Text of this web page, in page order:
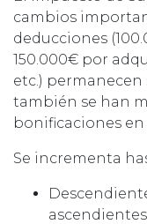
cambios
deducciones
150.000€ por
etc.) permanecen
también se han
bonificaciones
Se incrementa